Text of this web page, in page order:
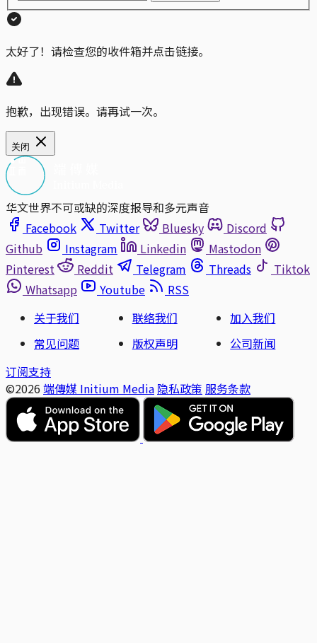
太好了！请检查您的收件箱并点击链接。
抱歉，出现错误。请再试一次。
关闭
华文世界不可或缺的深度报导和多元声音
Facebook
Twitter Bluesky
Discord
Github
Instagram Linkedin
Mastodon
Pinterest
Reddit Telegram Threads
Tiktok
Whatsapp
Youtube
RSS
关于我们
联络我们
加入我们
常见问题
版权声明
公司新闻
订阅支持
©2026 端傳媒 Initium Media 隐私政策 服务条款